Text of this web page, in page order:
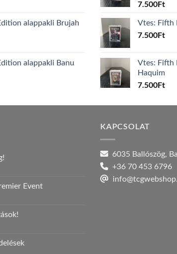
alappakli Brujah
alappakli Banu
7.500Ft
Vtes: Fifth
7.500Ft
Vtes: Fifth
Haquim
7.500Ft
Event
KAPCSOLAT
6035 Ballószög,
+36 70 453 6796